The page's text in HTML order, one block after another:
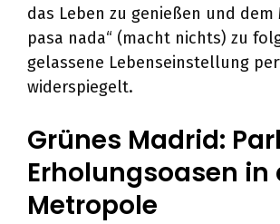
das Leben zu genießen und dem
pasa nada“ (macht nichts) zu
gelassene Lebenseinstellung
widerspiegelt.
Grünes Madrid:
Erholungsoasen in
Metropole